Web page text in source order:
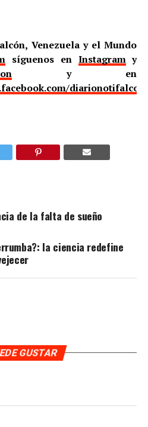
Venezuela y el Mundo
síguenos en Instagramy
y en
de la falta de sueño
la ciencia redefine
GUSTAR